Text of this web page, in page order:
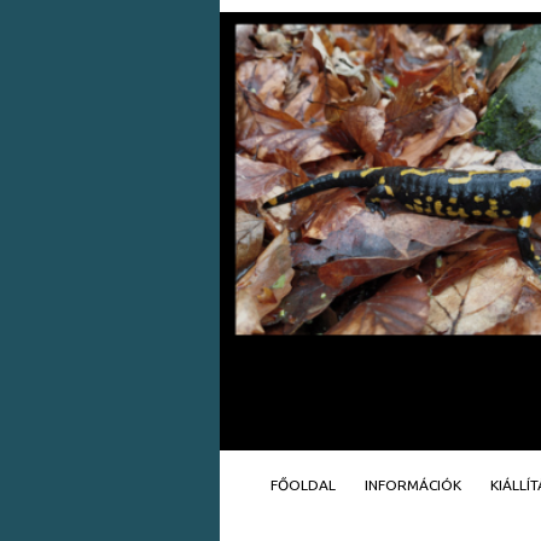
FŐOLDAL INFORMÁCIÓK